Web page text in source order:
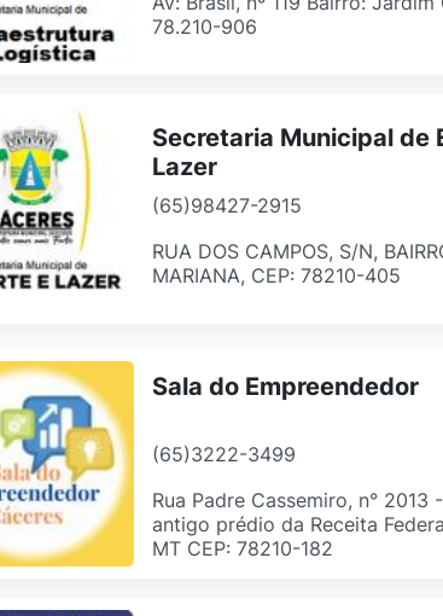
78.210-906
Secretaria Municipal de
Lazer
(65)98427-2915
RUA DOS CAMPOS, S/N,
MARIANA, CEP: 78210-405
Sala do Empreendedor
(65)3222-3499
Rua Padre Cassemiro, n° 2013
antigo prédio da Receita
MT CEP: 78210-182